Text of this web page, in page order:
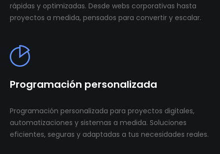
rápidas y optimizadas. Desde webs corporativas hasta
proyectos a medida, pensados para convertir y escalar.
Programación personalizada
Programación personalizada para proyectos digitales,
automatizaciones y sistemas a medida. Soluciones
eficientes, seguras y adaptadas a tus necesidades reales.